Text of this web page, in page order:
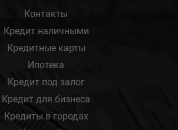
Контакты
Кредит наличными
Кредитные карты
Ипотека
Кредит под залог
Кредит для бизнеса
Кредиты в городах